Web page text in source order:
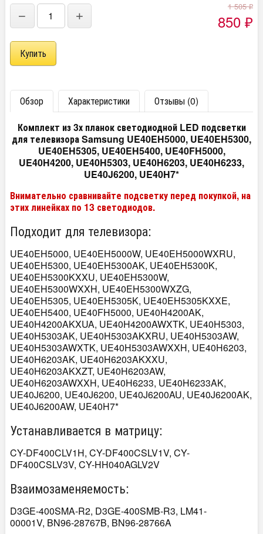
− +
1 505₽
850 ₽
Обзор Характеристики
Отзывы (0)
Комплект из 3х планок светодиодной LED подсветки
для телевизора Samsung UE40EH5000, UE40EH5300,
UE40EH5305, UE40EH5400, UE40FH5000,
UE40H4200, UE40H5303, UE40H6203, UE40H6233,
UE40J6200, UE40H7*
Внимательно сравнивайте подсветку перед покупкой, на
этих линейках по 13 светодиодов.
Подходит для телевизора:
UE40EH5000, UE40EH5000W, UE40EH5000WXRU,
UE40EH5300, UE40EH5300AK, UE40EH5300K,
UE40EH5300KXXU, UE40EH5300W,
UE40EH5300WXXH, UE40EH5300WXZG,
UE40EH5305, UE40EH5305K, UE40EH5305KXXE,
UE40EH5400, UE40FH5000, UE40H4200AK,
UE40H4200AKXUA, UE40H4200AWXTK, UE40H5303,
UE40H5303AK, UE40H5303AKXRU, UE40H5303AW,
UE40H5303AWXTK, UE40H5303AWXXH, UE40H6203,
UE40H6203AK, UE40H6203AKXXU,
UE40H6203AKXZT, UE40H6203AW,
UE40H6203AWXXH, UE40H6233, UE40H6233AK,
UE40J6200, UE40J6200, UE40J6200AU, UE40J6200AK,
UE40J6200AW, UE40H7*
Устанавливается в матрицу:
CY-DF400CLV1H, CY-DF400CSLV1V, CY-
DF400CSLV3V, CY-HH040AGLV2V
Взаимозаменяемость:
D3GE-400SMA-R2, D3GE-400SMB-R3, LM41-
00001V, BN96-28767B, BN96-28766A